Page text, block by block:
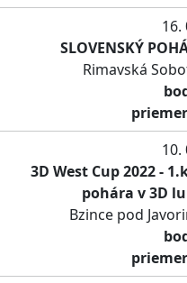
16.
SLOVENSKÝ
Rimavská
10.
3D West Cup 2022 -
pohára v 3D
Bzince pod